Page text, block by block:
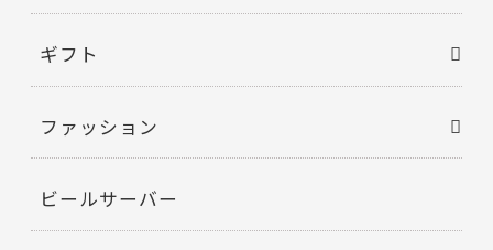
ギフト
ファッション
ビールサーバー